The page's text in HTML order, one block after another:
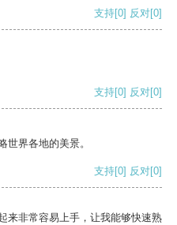
支持[0] 反对[0]
支持[0] 反对[0]
世界各地的美景。
支持[0] 反对[0]
来非常容易上手，让我能够快速熟